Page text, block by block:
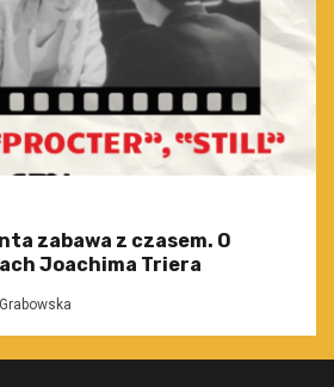
zabawa z czasem. O
Joachima Triera